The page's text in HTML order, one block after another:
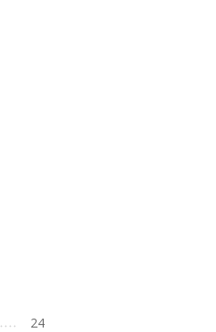
24